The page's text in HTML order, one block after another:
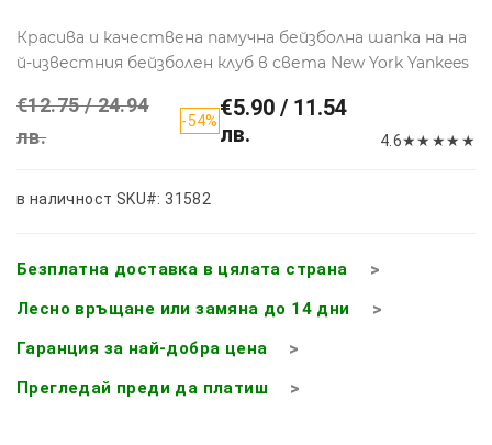
Красива и качествена памучна бейзболна шапка на на
й-известния бейзболен клуб в света New York Yankees
€12.75 / 24.94
лв.
-54%€5.90 / 11.54
лв.
4.6★★ ★★ ★
в наличност SKU#: 31582
Безплатна доставка в цялата страна
Лесно връщане или замяна до 14 дни
Гаранция за най-добра цена
Прегледай преди да платиш